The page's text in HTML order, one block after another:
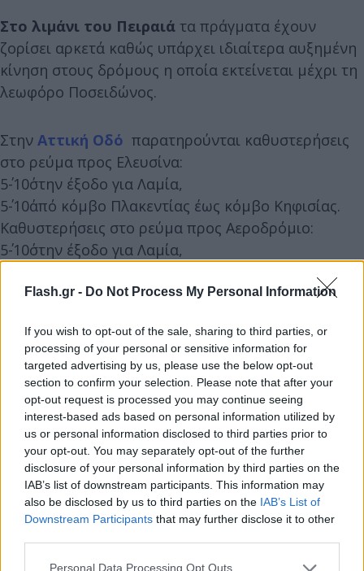
Flash.gr - Do Not Process My Personal Information
If you wish to opt-out of the sale, sharing to third parties, or
processing of your personal or sensitive information for
targeted advertising by us, please use the below opt-out
section to confirm your selection. Please note that after your
opt-out request is processed you may continue seeing
interest-based ads based on personal information utilized by
us or personal information disclosed to third parties prior to
your opt-out. You may separately opt-out of the further
disclosure of your personal information by third parties on the
IAB’s list of downstream participants. This information may
also be disclosed by us to third parties on the IAB’s List of
Downstream Participants that may further disclose it to other
Please note that this website/app uses one or more Google
Personal Data Processing Opt Outs
Στο λιμάνι του Πειραιά τα πράγματα έχουν
ζορίσει αρκετά καθώς υπάρχει ιδιαίτερα αυξημένη
κίνηση στους δρόμους η οποία εκτείνεται μέχρι τη
λεωφόρο Ποσειδώνος.
Στην Αττική Οδό παρατηρούνται καθυστερήσεις
στο ρεύμα προς Ελευσίνα:
5΄-10΄στην έξοδο για Λαμία,
5΄-10΄από κόμβο Πλακεντίας έως κόμβο Κηφισίας.
Καθυστερήσεις στο ρεύμα προς Αεροδρόμιο:
5΄-10΄στην έξοδο για Λαμία,
Ηρακλείου.